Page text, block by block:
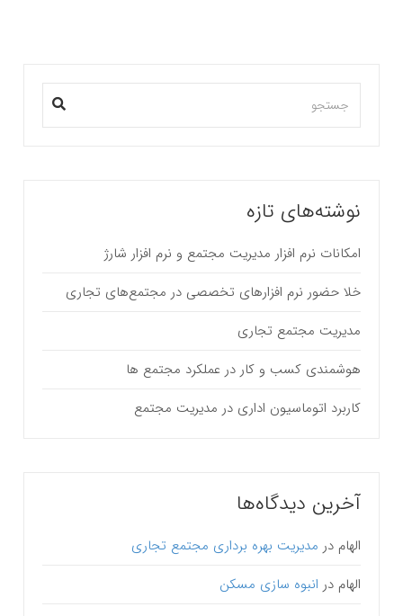
نوشته‌های تازه
امکانات نرم افزار مدیریت مجتمع و نرم افزار شارژ
خلا حضور نرم افزارهای تخصصی در مجتمع‌های تجاری
مدیریت مجتمع تجاری
هوشمندی کسب و کار در عملکرد مجتمع ها
کاربرد اتوماسیون اداری در مدیریت مجتمع
آخرین دیدگاه‌ها
الهام در مدیریت بهره برداری مجتمع تجاری
الهام در انبوه سازی مسکن